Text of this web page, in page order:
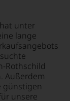
unter
lange
Rothschild
Außerdem
günstigen
unsere